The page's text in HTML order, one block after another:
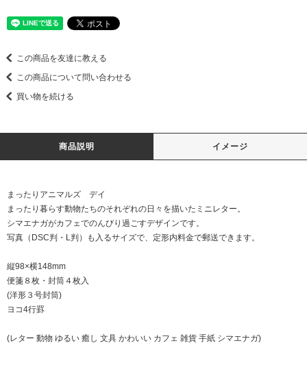
この商品を友達に教える
この商品について問い合わせる
買い物を続ける
商品説明 イメージ
まったりアニマルズ デイ
まったり暮らす動物たちのそれぞれの日々を描いたミニレター。
シマエナガがカフェでのんびり過ごすデザインです。
写真（DSC判・L判）も入るサイズで、定形内料金で郵送できます。
縦98×横148mm
便箋８枚・封筒４枚入
(洋形３号封筒)
ヨコ4行罫
(レター 動物 ゆるい 癒し 文具 かわいい カフェ 雑貨 手紙 シマエナガ)